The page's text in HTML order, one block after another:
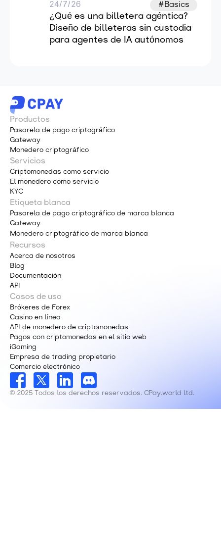
24/7/26 #Basics
¿Qué es una billetera agéntica?
Diseño de billeteras sin custodia
para agentes de IA autónomos
Productos
Pasarela de pago criptográfico
Gateway
Monedero criptográfico
Servicios
Criptomonedas como servicio
El monedero como servicio
KYC
Etiqueta blanca
Pasarela de pago criptográfico de marca blanca
Gateway
Monedero criptográfico de marca blanca
Recursos
Acerca de nosotros
Blog
Documentación
API
Casos de uso
Brókeres de Forex
Casino en línea
API de monedero de criptomonedas
Pagos con criptomonedas en el sitio web
iGaming
Empresa de trading propietario
Comercio electrónico
© 2025 Todos los derechos reservados. CPay.world ltd.